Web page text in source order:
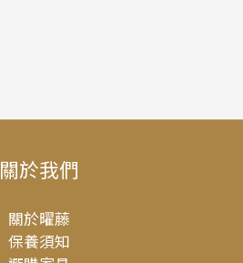
關於我們
關於曜藤
保養須知